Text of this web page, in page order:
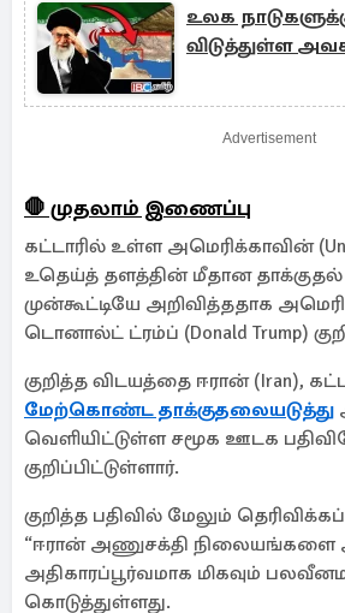
உலக
விடுத்துள்ள
Advertisement
🛑 முதலாம் இணைப்பு
கட்டாரில் உள்ள அமெரிக்காவின்
உதெய்த் தளத்தின் மீதான தாக்குதல்
முன்கூட்டியே அறிவித்ததாக
டொனால்ட் ட்ரம்ப் (Donald Trump)
குறித்த விடயத்தை ஈரான் (Iran),
மேற்கொண்ட தாக்குதலையடுத்து
வெளியிட்டுள்ள சமூக ஊடக
குறிப்பிட்டுள்ளார்.
குறித்த பதிவில் மேலும்
“ஈரான் அணுசக்தி நிலையங்களை
அதிகாரப்பூர்வமாக மிகவும்
கொடுத்துள்ளது.